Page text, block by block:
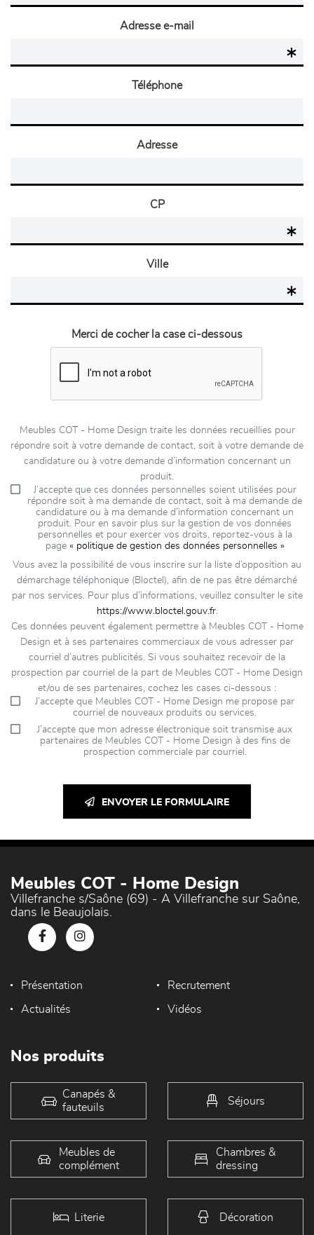
Adresse e-mail
Téléphone
Adresse
CP
Ville
Merci de cocher la case ci-dessous
Meubles COT - Home Design traite les données recueillies pour
répondre soit à votre demande de contact, soit à votre demande de
candidature ou à votre demande d’information concernant un
produit.
J’accepte que ces données personnelles soient utilisées pour
répondre soit à ma demande de contact, soit à ma demande de
candidature ou à ma demande d’information concernant un
produit. Pour en savoir plus sur la gestion de vos données
personnelles et pour exercer vos droits, reportez-vous à la
page « politique de gestion des données personnelles »
Vous avez la possibilité de vous inscrire sur la liste d’opposition au
démarchage téléphonique (Bloctel), afin de ne pas être démarché
par nos services. Pour plus d’informations, veuillez consulter le site
https://www.bloctel.gouv.fr.
Ces données peuvent également permettre à Meubles COT - Home
Design et à ses partenaires commerciaux de vous adresser par
courriel d’autres publicités. Si vous souhaitez recevoir de la
prospection par courriel de la part de Meubles COT - Home Design
et/ou de ses partenaires, cochez les cases ci-dessous :
J’accepte que Meubles COT - Home Design me propose par
courriel de nouveaux produits ou services.
J’accepte que mon adresse électronique soit transmise aux
partenaires de Meubles COT - Home Design à des fins de
prospection commerciale par courriel.
ENVOYER LE FORMULAIRE
Meubles COT - Home Design
Villefranche s/Saône (69) - A Villefranche sur Saône,
dans le Beaujolais.
Présentation Recrutement
Actualités Vidéos
Nos produits
Canapés &
fauteuils
Séjours
Meubles de
complément
Chambres &
dressing
Literie Décoration